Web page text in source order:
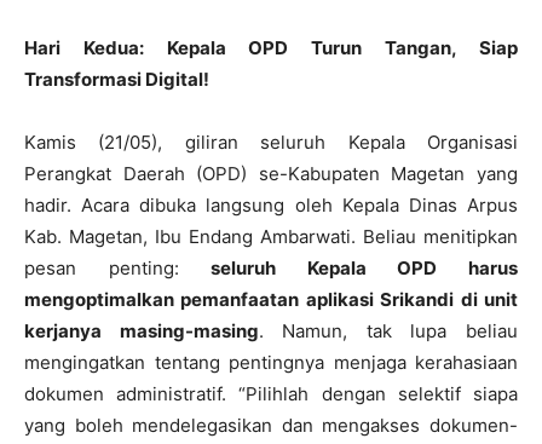
Hari Kedua: Kepala OPD Turun Tangan, Siap
Transformasi Digital!
Kamis (21/05), giliran seluruh Kepala Organisasi
Perangkat Daerah (OPD) se-Kabupaten Magetan yang
hadir. Acara dibuka langsung oleh Kepala Dinas Arpus
Kab. Magetan, Ibu Endang Ambarwati. Beliau menitipkan
pesan penting:seluruh Kepala OPD harus
mengoptimalkan pemanfaatan aplikasi Srikandi di unit
kerjanya masing-masing. Namun, tak lupa beliau
mengingatkan tentang pentingnya menjaga kerahasiaan
dokumen administratif. “Pilihlah dengan selektif siapa
yang boleh mendelegasikan dan mengakses dokumen-